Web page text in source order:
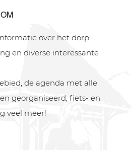
over het dorp
en diverse interessante
de agenda met alle
georganiseerd, fiets- en
veel meer!